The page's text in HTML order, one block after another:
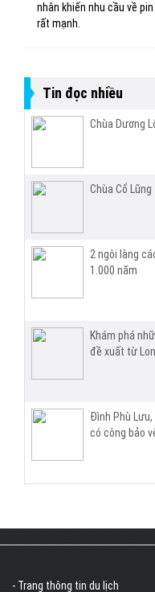
nhân khiến nhu cầu về
rất mạnh.
Tin đọc nhiều
Chùa Dương
Chùa Cổ
2 ngôi làng
1.000 năm
Khám phá
đề xuất từ
Đình Phù
có công bảo
- Trang thông tin du lịch